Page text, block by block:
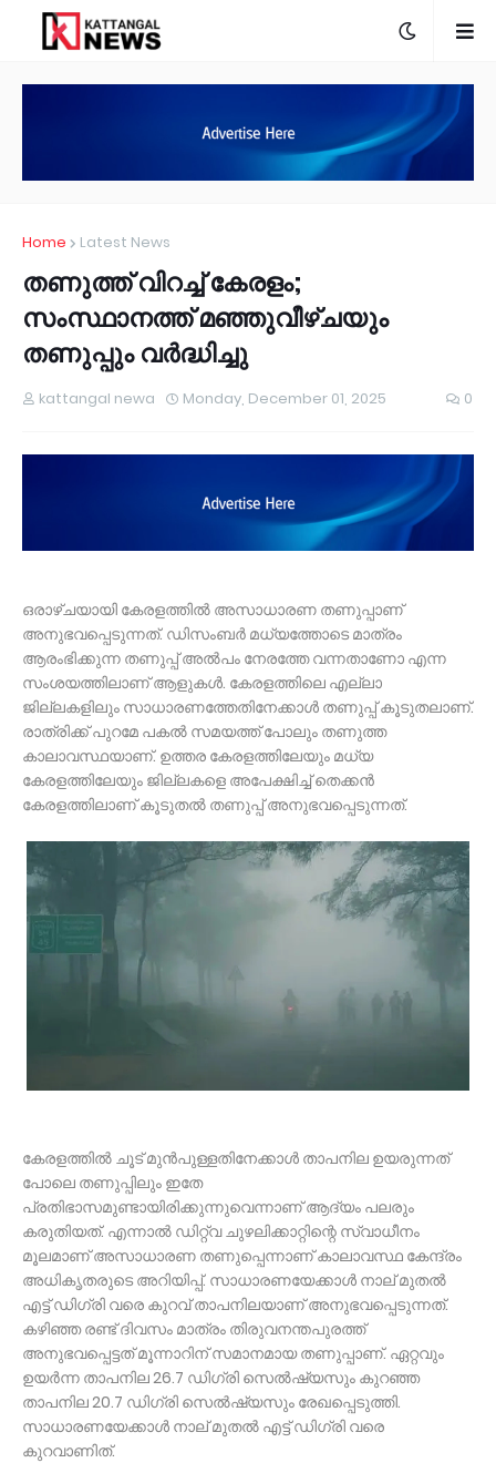
Home Latest News
തണുത്ത് വിറച്ച് കേരളം;
സംസ്ഥാനത്ത് മഞ്ഞുവീഴ്ചയും
തണുപ്പും വർദ്ധിച്ചു
kattangal newa Monday, December 01, 2025 0
ഒരാഴ്ചയായി കേരളത്തിൽ അസാധാരണ തണുപ്പാണ്
അനുഭവപ്പെടുന്നത്. ഡിസംബർ മധ്യത്തോടെ മാത്രം
ആരംഭിക്കുന്ന തണുപ്പ് അൽപം നേരത്തേ വന്നതാണോ എന്ന
സംശയത്തിലാണ് ആളുകൾ. കേരളത്തിലെ എല്ലാ
ജില്ലകളിലും സാധാരണത്തേതിനേക്കാൾ തണുപ്പ് കൂടുതലാണ്.
രാത്രിക്ക് പുറമേ പകൽ സമയത്ത് പോലും തണുത്ത
കാലാവസ്ഥയാണ്. ഉത്തര കേരളത്തിലേയും മധ്യ
കേരളത്തിലേയും ജില്ലകളെ അപേക്ഷിച്ച് തെക്കൻ
കേരളത്തിലാണ് കൂടുതൽ തണുപ്പ് അനുഭവപ്പെടുന്നത്.
​കേരളത്തിൽ ചൂട് മുൻപുള്ളതിനേക്കാൾ താപനില ഉയരുന്നത്
പോലെ തണുപ്പിലും ഇതേ
പ്രതിഭാസമുണ്ടായിരിക്കുന്നുവെന്നാണ് ആദ്യം പലരും
കരുതിയത്. എന്നാൽ ഡിറ്റ്‌വ ചുഴലിക്കാറ്റിന്റെ സ്വാധീനം
മൂലമാണ് അസാധാരണ തണുപ്പെന്നാണ് കാലാവസ്ഥ കേന്ദ്രം
അധികൃതരുടെ അറിയിപ്പ്. സാധാരണയേക്കാൾ നാല് മുതൽ
എട്ട് ഡിഗ്രി വരെ കുറവ് താപനിലയാണ് അനുഭവപ്പെടുന്നത്.
കഴിഞ്ഞ രണ്ട് ദിവസം മാത്രം തിരുവനന്തപുരത്ത്
അനുഭവപ്പെട്ടത് മൂന്നാറിന് സമാനമായ തണുപ്പാണ്. ഏറ്റവും
ഉയർന്ന താപനില 26.7 ഡിഗ്രി സെൽഷ്യസും കുറഞ്ഞ
താപനില 20.7 ഡിഗ്രി സെൽഷ്യസും രേഖപ്പെടുത്തി.
സാധാരണയേക്കാൾ നാല് മുതൽ എട്ട് ഡിഗ്രി വരെ
കുറവാണിത്.